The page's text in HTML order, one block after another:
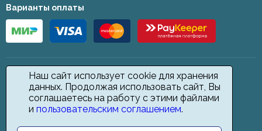
Наш сайт использует cookie для хранения
данных. Продолжая использовать сайт, Вы
соглашаетесь на работу с этими файлами
и пользовательским соглашением.
Варианты оплаты